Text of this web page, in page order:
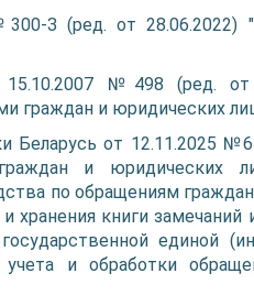
З (ред. от 28.06.2022)
15.10.2007 №498 (ред.
граждан и юридических
Беларусь от 12.11.2025
и юридических
по обращениям
книги замечаний
единой
и обработки